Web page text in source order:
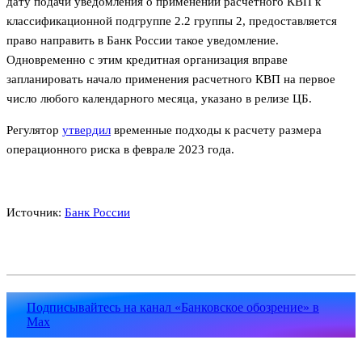
классификационной подгруппе 2.2 группы 2, предоставляется
право направить в Банк России такое уведомление.
Одновременно с этим кредитная организация вправе
запланировать начало применения расчетного КВП на первое
число любого календарного месяца, указано в релизе ЦБ.
Регулятор утвердил временные подходы к расчету размера
операционного риска в феврале 2023 года.
Источник: Банк России
Подписывайтесь на канал «Банковское обозрение» в
Max